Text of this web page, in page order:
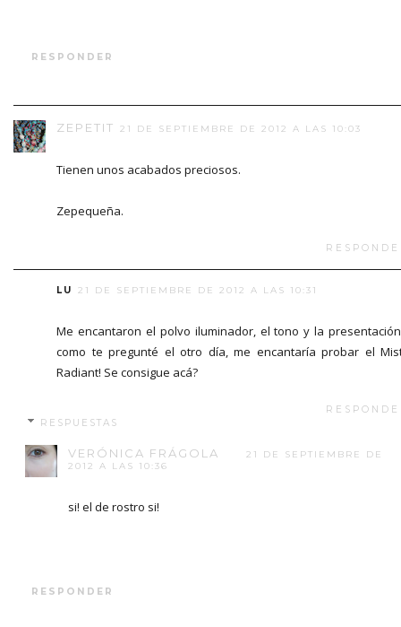
RESPONDER
ZEPETIT 21 DE SEPTIEMBRE DE 2012 A LAS 10:03
Tienen unos acabados preciosos.
Zepequeña.
LU 21 DE SEPTIEMBRE DE 2012 A LAS 10:31
Me encantaron el polvo iluminador, el tono y la
como te pregunté el otro día, me encantaría probar el
Radiant! Se consigue acá?
RESPUESTAS
VERÓNICA FRÁGOLA
21 DE SEPTIEMBRE DE
2012 A LAS 10:36
si! el de rostro si!
RESPONDER